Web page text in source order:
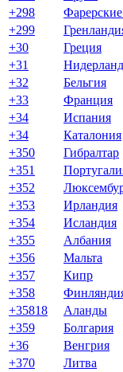
+298
Фарерские
+299
+30
Греция
+31
+32
Бельгия
+33
Франция
+34
Испания
+34
Каталония
+350
Гибралтар
+351
+352
+353
Ирландия
+354
Исландия
+355
Албания
+356
Мальта
+357
Кипр
+358
+35818
Аланды
+359
Болгария
+36
Венгрия
+370
Литва